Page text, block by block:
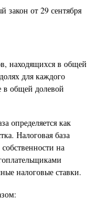
закон от 29 сентября
находящихся в общей
для каждого
в общей долевой
определяется как
Налоговая база
на
налоговые ставки.